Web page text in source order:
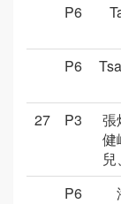
P6
P6
27
P3
張
健
P6